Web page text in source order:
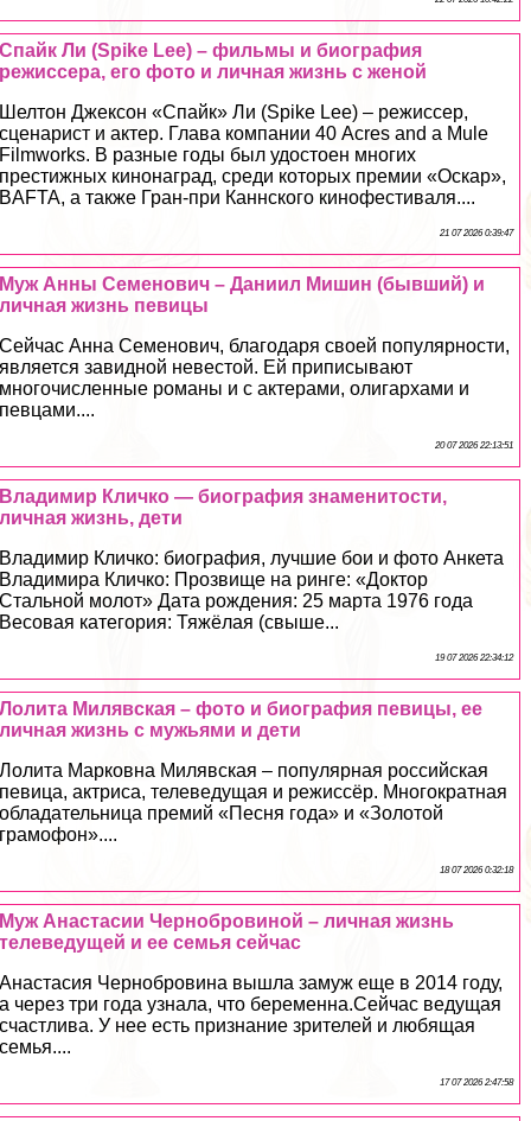
Спайк Ли (Spike Lee) – фильмы и биография
режиссера, его фото и личная жизнь с женой
Шелтон Джексон «Спайк» Ли (Spike Lee) – режиссер,
сценарист и актер. Глава компании 40 Acres and a Mule
Filmworks. В разные годы был удостоен многих
престижных кинонаград, среди которых премии «Оскар»,
BAFTA, а также Гран-при Каннского кинофестиваля....
21 07 2026 0:39:47
Муж Анны Семенович – Даниил Мишин (бывший) и
личная жизнь певицы
Сейчас Анна Семенович, благодаря своей популярности,
является завидной невестой. Ей приписывают
многочисленные романы и с актерами, олигархами и
певцами....
20 07 2026 22:13:51
Владимир Кличко — биография знаменитости,
личная жизнь, дети
Владимир Кличко: биография, лучшие бои и фото Анкета
Владимира Кличко: Прозвище на ринге: «Доктор
Стальной молот» Дата рождения: 25 марта 1976 года
Весовая категория: Тяжёлая (свыше...
19 07 2026 22:34:12
Лолита Милявская – фото и биография певицы, ее
личная жизнь с мужьями и дети
Лолита Марковна Милявская – популярная российская
певица, актриса, телеведущая и режиссёр. Многократная
обладательница премий «Песня года» и «Золотой
грамофон»....
18 07 2026 0:32:18
Муж Анастасии Чернобровиной – личная жизнь
телеведущей и ее семья сейчас
Анастасия Чернобровина вышла замуж еще в 2014 году,
а через три года узнала, что беременна.Сейчас ведущая
счастлива. У нее есть признание зрителей и любящая
семья....
17 07 2026 2:47:58